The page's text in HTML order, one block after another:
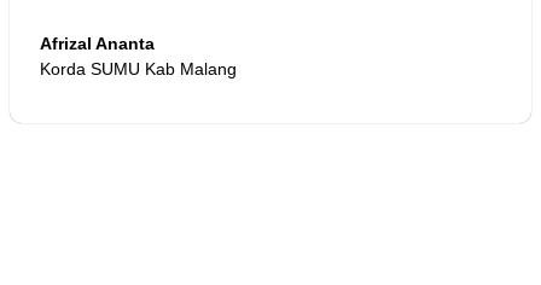
Afrizal Ananta
Korda SUMU Kab Malang